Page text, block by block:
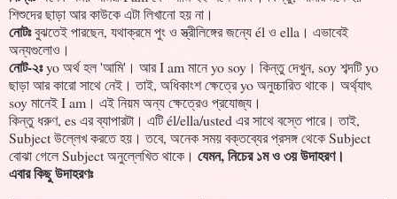
শিশুদের ছাড়া আর কাউকে এটা লিখানো হয় না।
নোটঃবুঝতেই পারছেন, যথাক্রমে পুং ও স্ত্রীলিঙ্গের জন্যে él ও ella। এভাবেই
অন্যগুলোও।
নোট-২ঃyo অর্থ হল 'আমি'। আর I am মানে yo soy। কিন্তু দেখুন, soy শব্দটি yo
ছাড়া আর কারো সাথে নেই। তাই, অধিকাংশ ক্ষেত্রে yo অনুচ্চারিত থাকে। অর্থ্যাৎ
soy মানেই I am। এই নিয়ম অন্য ক্ষেত্রেও প্রযোজ্য।
কিন্তু ধরুণ, es এর ব্যাপারটা। এটি él/ella/usted এর সাথে বস্তে পারে। তাই,
Subject উল্লেখ করতে হয়। তবে, অনেক সময় বক্তব্যের প্রসঙ্গ থেকে Subject
বোঝা গেলে Subject অনুল্লেখিত থাকে। যেমন, নিচের ১ম ও ৩য় উদাহরণ।
এবার কিছু উদাহরণঃ